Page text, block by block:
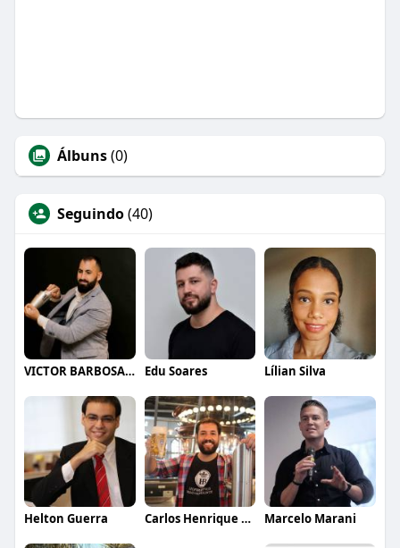
Álbuns(0)
Seguindo(40)
VICTOR BARBOSA QUARANTA Edu Soares Lílian Silva
Helton Guerra Carlos Henrique de Faria Vasconcelos Marcelo Marani